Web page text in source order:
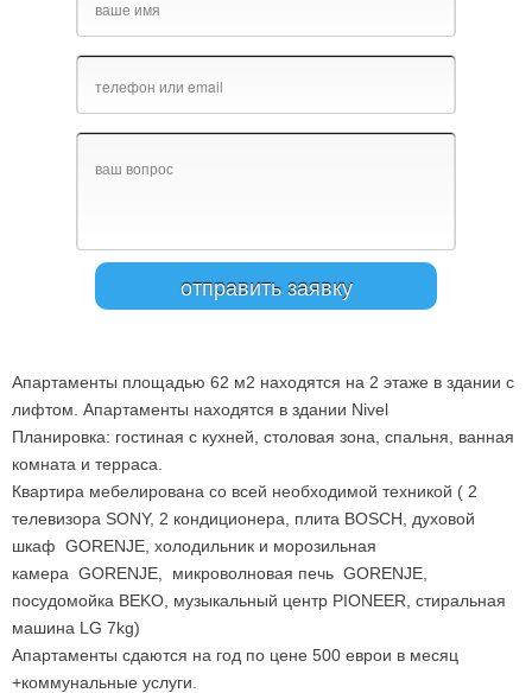
Апартаменты площадью 62 м2 находятся на 2 этаже в здании с
лифтом. Апартаменты находятся в здании Nivel
Планировка: гостиная с кухней, столовая зона, спальня, ванная
комната и терраса.
Квартира мебелирована со всей необходимой техникой ( 2
телевизора SONY, 2 кондиционера, плита BOSCH, духовой
шкаф GORENJE, холодильник и морозильная
камера GORENJE, микроволновая печь GORENJE,
посудомойка BEKO, музыкальный центр PIONEER, стиральная
машина LG 7kg)
Апартаменты сдаются на год по цене 500 еврои в месяц
+коммунальные услуги.